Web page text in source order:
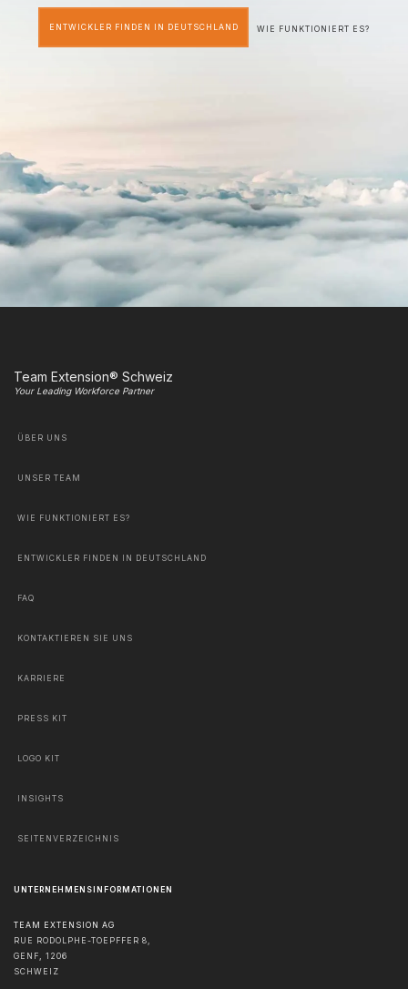
ENTWICKLER FINDEN IN DEUTSCHLAND WIE FUNKTIONIERT ES?
Team Extension® Schweiz
Your Leading Workforce Partner
ÜBER UNS
UNSER TEAM
WIE FUNKTIONIERT ES?
ENTWICKLER FINDEN IN DEUTSCHLAND
FAQ
KONTAKTIEREN SIE UNS
KARRIERE
PRESS KIT
LOGO KIT
INSIGHTS
SEITENVERZEICHNIS
UNTERNEHMENSINFORMATIONEN
TEAM EXTENSION AG
RUE RODOLPHE-TOEPFFER 8,
GENF, 1206
SCHWEIZ